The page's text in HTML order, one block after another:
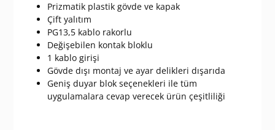
adet
Prizmatik plastik gövde ve kapak
Çift yalıtım
PG13,5 kablo rakorlu
Değişebilen kontak bloklu
1 kablo girişi
Gövde dışı montaj ve ayar delikleri dışarıda
Geniş duyar blok seçenekleri ile tüm
uygulamalara cevap verecek ürün çeşitliliği